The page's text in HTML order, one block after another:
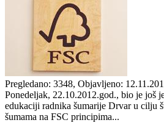
Pregledano: 3348, Objavljeno:
Ponedeljak, 22.10.2012.god., bio je još
edukaciji radnika šumarije Drvar u cilju
šumama na FSC principima...